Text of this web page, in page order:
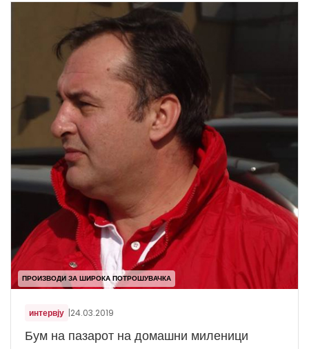
ПРОИЗВОДИ ЗА ШИРОКА ПОТРОШУВАЧКА
интервју |24.03.2019
Бум на пазарот на домашни миленици